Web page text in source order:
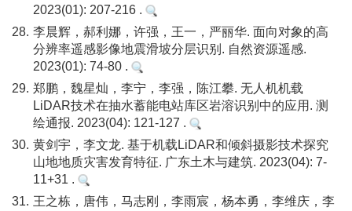
2023(01): 207-216 .
28. 李晨辉，郝利娜，许强，王一，严丽华. 面向对象的高
分辨率遥感影像地震滑坡分层识别. 自然资源遥感.
2023(01): 74-80 .
29. 郑鹏，魏星灿，李宁，李强，陈江攀. 无人机机载
LiDAR技术在抽水蓄能电站库区岩溶识别中的应用. 测
绘通报. 2023(04): 121-127 .
30. 黄剑宇，李文龙. 基于机载LiDAR和倾斜摄影技术探究
山地地质灾害发育特征. 广东土木与建筑. 2023(04): 7-
11+31 .
31. 王之栋，唐伟，马志刚，李雨宸，杨本勇，李维庆，李